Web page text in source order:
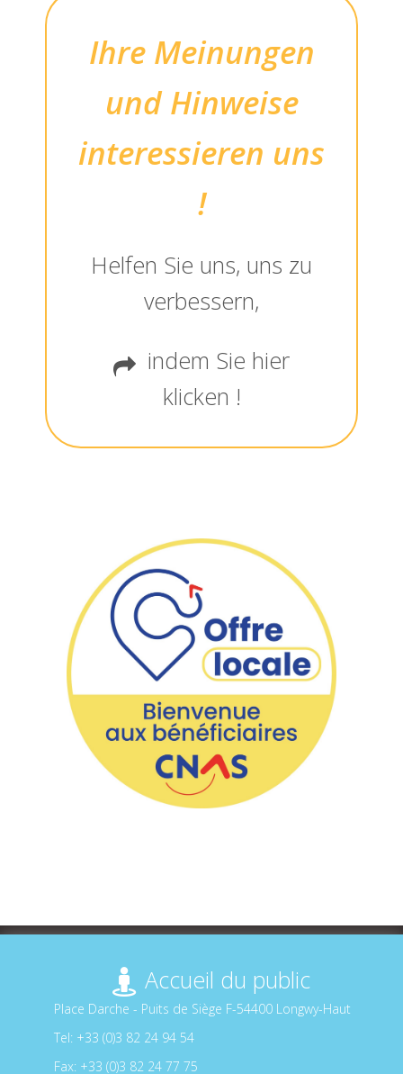
Ihre Meinungen
und Hinweise
interessieren uns
!
Helfen Sie uns, uns zu
verbessern,
indem Sie hier
klicken !
Accueil du public
Place Darche - Puits de Siège F-54400 Longwy-Haut
Tel: +33 (0)3 82 24 94 54
Fax: +33 (0)3 82 24 77 75